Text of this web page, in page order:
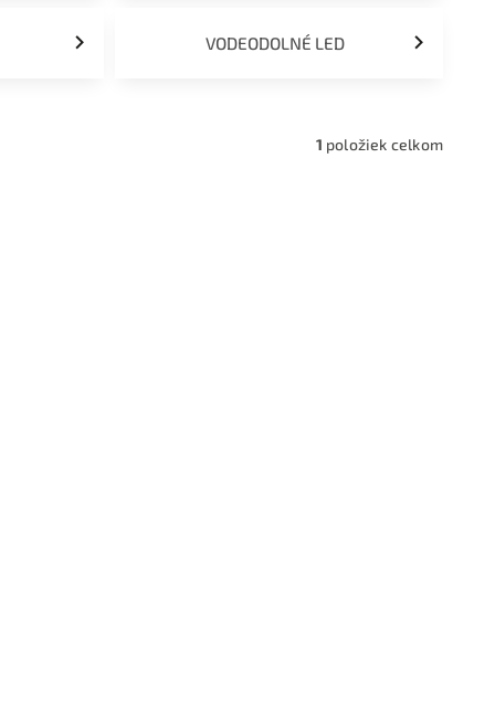
VODEODOLNÉ LED
1 položiek celkom